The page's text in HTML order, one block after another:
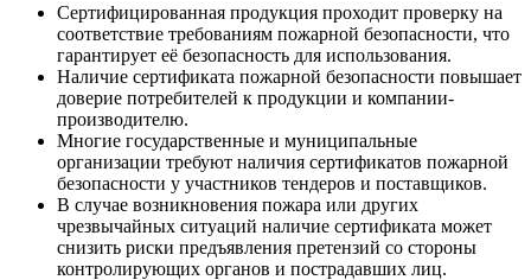
Сертифицированная продукция проходит проверку на
соответствие требованиям пожарной безопасности, что
гарантирует её безопасность для использования.
Наличие сертификата пожарной безопасности повышает
доверие потребителей к продукции и компании-
производителю.
Многие государственные и муниципальные
организации требуют наличия сертификатов пожарной
безопасности у участников тендеров и поставщиков.
В случае возникновения пожара или других
чрезвычайных ситуаций наличие сертификата может
снизить риски предъявления претензий со стороны
контролирующих органов и пострадавших лиц.